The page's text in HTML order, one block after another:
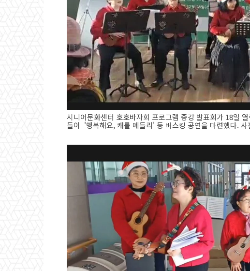
시니어문화센터 호호바자회 프로그램 종강 발표회가 18일
들이 '행복해요, 캐롤 메들리' 등 버스킹 공연을 마련했다. 사